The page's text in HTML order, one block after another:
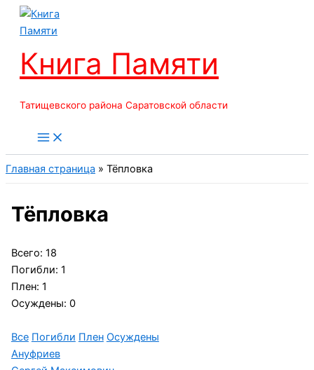
Перейти
Книга Памяти
Татищевского района Саратовской области
Главная страница » Тёпловка
Тёпловка
Всего: 18
Погибли: 1
Плен: 1
Осуждены: 0
Все Погибли Плен Осуждены
Ануфриев